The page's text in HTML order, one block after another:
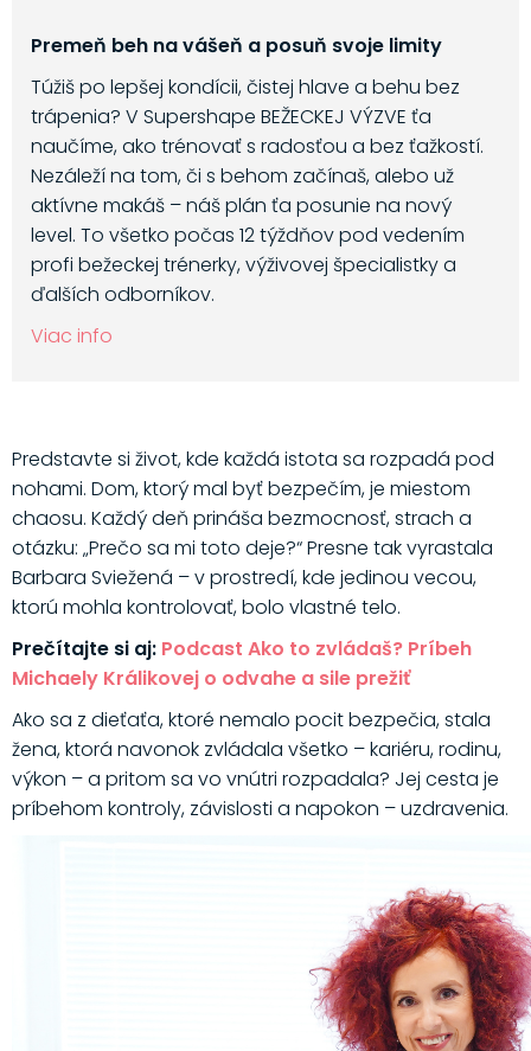
Premeň beh na vášeň a posuň svoje limity
Túžiš po lepšej kondícii, čistej hlave a behu bez
trápenia? V Supershape BEŽECKEJ VÝZVE ťa
naučíme, ako trénovať s radosťou a bez ťažkostí.
Nezáleží na tom, či s behom začínaš, alebo už
aktívne makáš – náš plán ťa posunie na nový
level. To všetko počas 12 týždňov pod vedením
profi bežeckej trénerky, výživovej špecialistky a
ďalších odborníkov.
Viac info
Predstavte si život, kde každá istota sa rozpadá pod
nohami. Dom, ktorý mal byť bezpečím, je miestom
chaosu. Každý deň prináša bezmocnosť, strach a
otázku: „Prečo sa mi toto deje?“ Presne tak vyrastala
Barbara Sviežená – v prostredí, kde jedinou vecou,
ktorú mohla kontrolovať, bolo vlastné telo.
Prečítajte si aj: Podcast Ako to zvládaš? Príbeh
Michaely Králikovej o odvahe a sile prežiť
Ako sa z dieťaťa, ktoré nemalo pocit bezpečia, stala
žena, ktorá navonok zvládala všetko – kariéru, rodinu,
výkon – a pritom sa vo vnútri rozpadala? Jej cesta je
príbehom kontroly, závislosti a napokon – uzdravenia.